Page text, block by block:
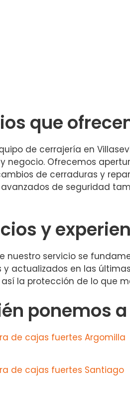
que
de cerrajería en
negocio. Ofrecemos
de cerraduras y
de seguridad
y
nuestro servicio se
actualizados en las
la protección de lo que
ponemos
de cajas fuertes Argomilla
de cajas fuertes Santiago